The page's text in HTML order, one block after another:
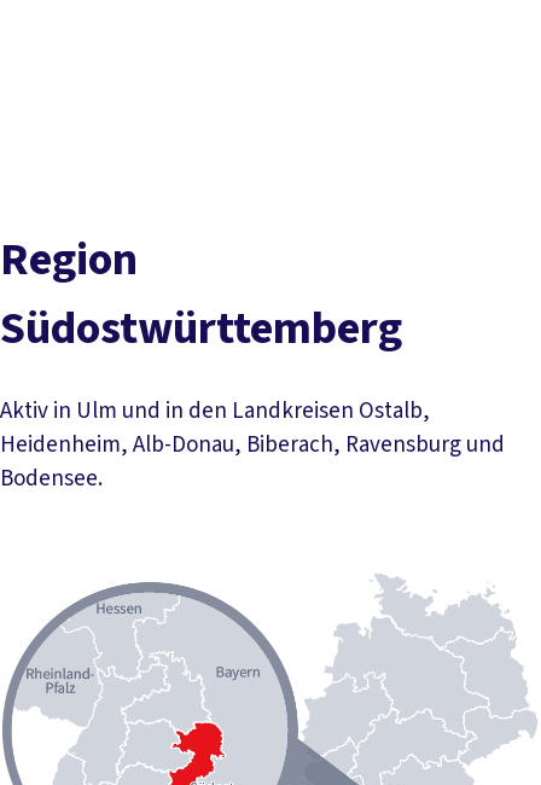
Region
Südostwürttemberg
Aktiv in Ulm und in den Landkreisen Ostalb,
Heidenheim, Alb-Donau, Biberach, Ravensburg und
Bodensee.